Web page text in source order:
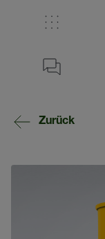
Zurück